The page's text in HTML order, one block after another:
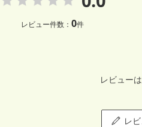
レビュー件数： 0件
レビュー
レ